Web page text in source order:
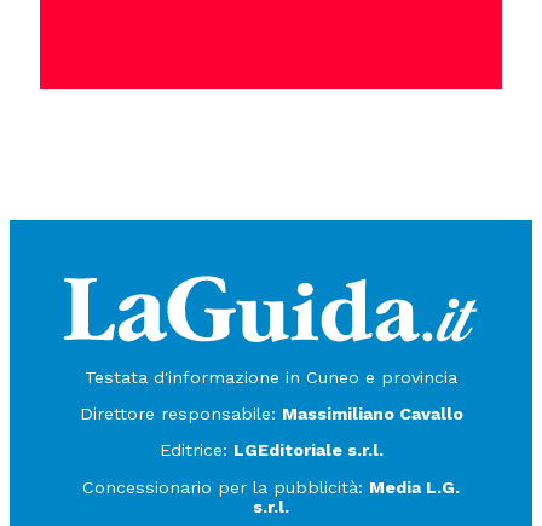
Testata d'informazione in Cuneo e provincia
Direttore responsabile: Massimiliano Cavallo
Editrice: LGEditoriale s.r.l.
Concessionario per la pubblicità: Media L.G.
s.r.l.